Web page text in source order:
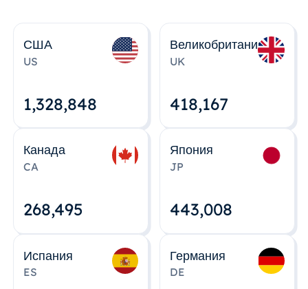
США
US
1,328,848
Великобритания
UK
418,167
Канада
CA
268,495
Япония
JP
443,008
Испания
ES
Германия
DE